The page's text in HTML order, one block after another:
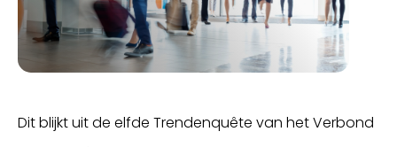
Dit blijkt uit de elfde Trendenquête van het Verbond